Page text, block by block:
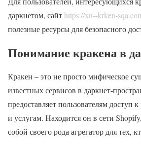
даркнетом, сайт https://xn--krken-
полезные ресурсы для безопасного
Понимание кракена в
Кракен – это не просто мифическое
известных сервисов в даркнет-
предоставляет пользователям доступ
и услугам. Находится он в сети
собой своего рода агрегатор для тех,